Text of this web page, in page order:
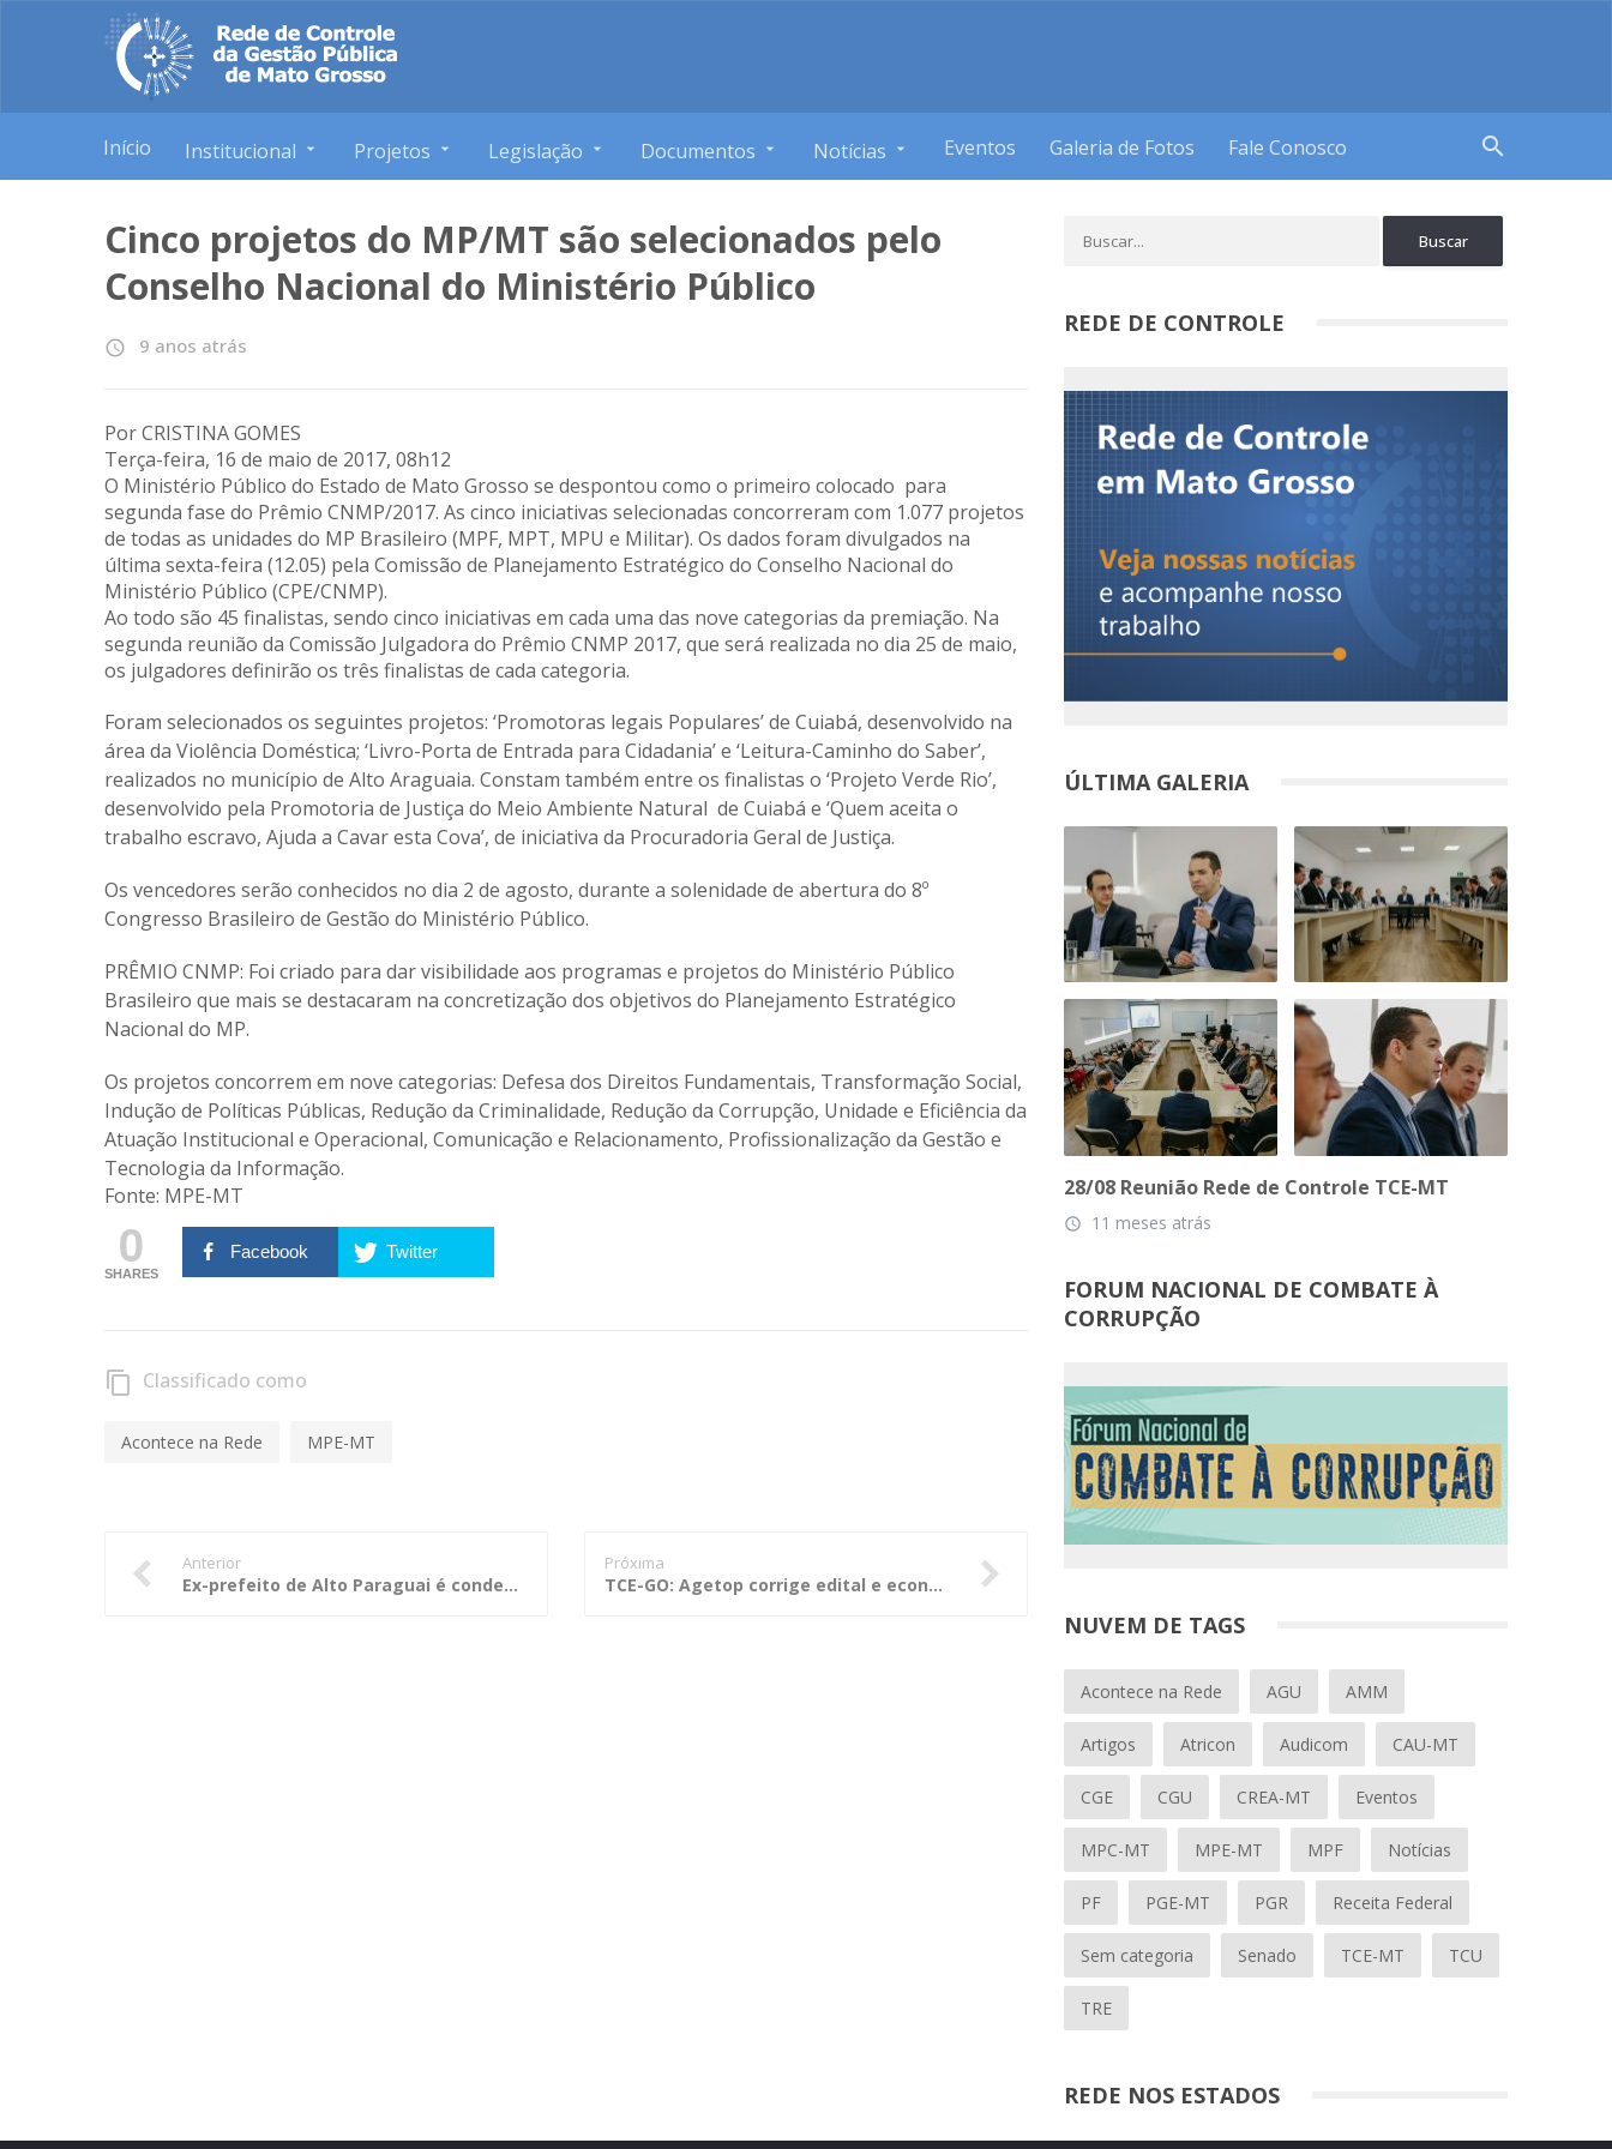
Início Institucional Projetos Legislação Documentos Notícias Eventos Galeria de Fotos Fale Conosco search
Cinco projetos do MP/MT são selecionados pelo
Conselho Nacional do Ministério Público
access_time 9 anos atrás
Por CRISTINA GOMES
Terça-feira, 16 de maio de 2017, 08h12
O Ministério Público do Estado de Mato Grosso se despontou como o primeiro colocado para
segunda fase do Prêmio CNMP/2017. As cinco iniciativas selecionadas concorreram com 1.077 projetos
de todas as unidades do MP Brasileiro (MPF, MPT, MPU e Militar). Os dados foram divulgados na
última sexta-feira (12.05) pela Comissão de Planejamento Estratégico do Conselho Nacional do
Ministério Público (CPE/CNMP).
Ao todo são 45 finalistas, sendo cinco iniciativas em cada uma das nove categorias da premiação. Na
segunda reunião da Comissão Julgadora do Prêmio CNMP 2017, que será realizada no dia 25 de maio,
os julgadores definirão os três finalistas de cada categoria.
Foram selecionados os seguintes projetos: ‘Promotoras legais Populares’ de Cuiabá, desenvolvido na
área da Violência Doméstica; ‘Livro-Porta de Entrada para Cidadania’ e ‘Leitura-Caminho do Saber’,
realizados no município de Alto Araguaia. Constam também entre os finalistas o ‘Projeto Verde Rio’,
desenvolvido pela Promotoria de Justiça do Meio Ambiente Natural de Cuiabá e ‘Quem aceita o
trabalho escravo, Ajuda a Cavar esta Cova’, de iniciativa da Procuradoria Geral de Justiça.
Os vencedores serão conhecidos no dia 2 de agosto, durante a solenidade de abertura do 8º
Congresso Brasileiro de Gestão do Ministério Público.
PRÊMIO CNMP: Foi criado para dar visibilidade aos programas e projetos do Ministério Público
Brasileiro que mais se destacaram na concretização dos objetivos do Planejamento Estratégico
Nacional do MP.
Os projetos concorrem em nove categorias: Defesa dos Direitos Fundamentais, Transformação Social,
Indução de Políticas Públicas, Redução da Criminalidade, Redução da Corrupção, Unidade e Eficiência da
Atuação Institucional e Operacional, Comunicação e Relacionamento, Profissionalização da Gestão e
Tecnologia da Informação.
Fonte: MPE-MT
0
SHARES
Facebook Twitter
content_copy Classificado como
Acontece na Rede MPE-MT
Anterior
Ex-prefeito de Alto Paraguai é condenado por improbidade administrativa
Próxima
TCE-GO: Agetop corrige edital e economiza R$ 1,6 milhão
REDE DE CONTROLE
ÚLTIMA GALERIA
28/08 Reunião Rede de Controle TCE-MT
access_time 11 meses atrás
FORUM NACIONAL DE COMBATE À
CORRUPÇÃO
NUVEM DE TAGS
Acontece na Rede AGU AMM
Artigos Atricon Audicom CAU-MT
CGE CGU CREA-MT Eventos
MPC-MT MPE-MT MPF Notícias
PF PGE-MT PGR Receita Federal
Sem categoria Senado TCE-MT TCU
TRE
REDE NOS ESTADOS